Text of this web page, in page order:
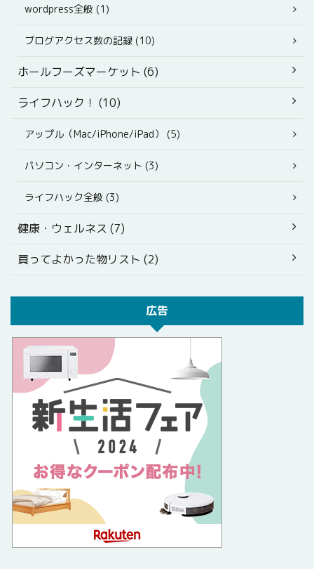
wordpress全般 (1)
ブログアクセス数の記録 (10)
ホールフーズマーケット (6)
ライフハック！ (10)
アップル（Mac/iPhone/iPad） (5)
パソコン・インターネット (3)
ライフハック全般 (3)
健康・ウェルネス (7)
買ってよかった物リスト (2)
広告